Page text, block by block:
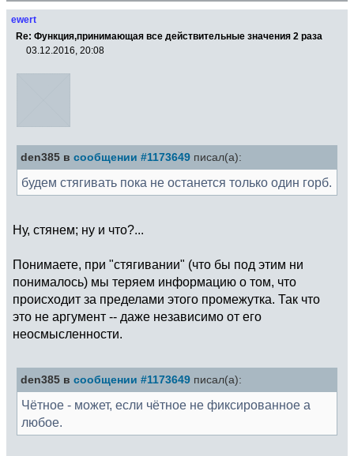
ewert
Re: Функция,принимающая все действительные значения 2 раза
03.12.2016, 20:08
den385 в сообщении #1173649 писал(а):
будем стягивать пока не останется только один горб.
Ну, стянем; ну и что?...
Понимаете, при "стягивании" (что бы под этим ни
понималось) мы теряем информацию о том, что
происходит за пределами этого промежутка. Так что
это не аргумент -- даже независимо от его
неосмысленности.
den385 в сообщении #1173649 писал(а):
Чётное - может, если чётное не фиксированное а
любое.